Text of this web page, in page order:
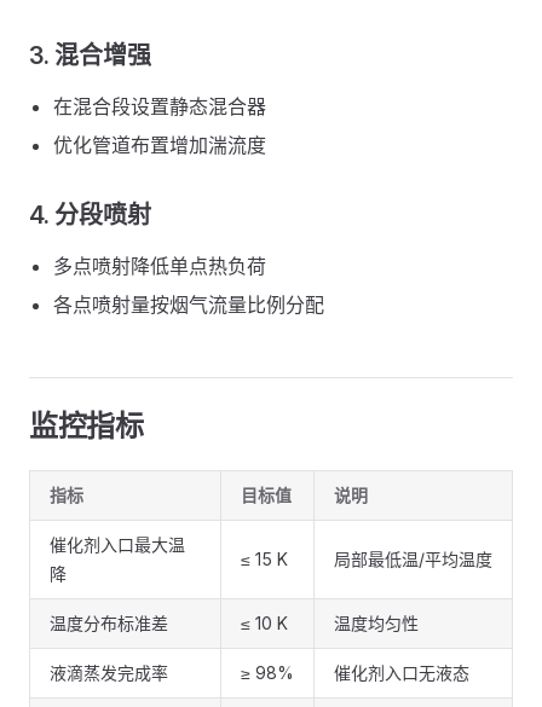
3. 混合增强
在混合段设置静态混合器
优化管道布置增加湍流度
4. 分段喷射
多点喷射降低单点热负荷
各点喷射量按烟气流量比例分配
监控指标
指标 目标值 说明
催化剂入口最大温
降
≤ 15 K 局部最低温/平均温度
温度分布标准差 ≤ 10 K 温度均匀性
液滴蒸发完成率 ≥ 98% 催化剂入口无液态